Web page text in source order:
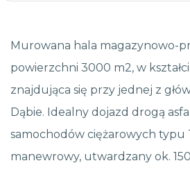
Murowana hala magazynowo-
powierzchni 3000 m2, w
znajdująca się przy jednej z
Dąbie. Idealny dojazd drogą
samochodów ciężarowych typu
manewrowy, utwardzany ok.